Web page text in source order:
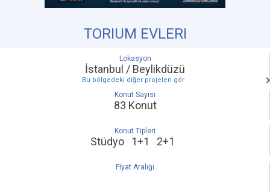
TORIUM EVLERI
Lokasyon
İstanbul / Beylikdüzü
Bu bölgedeki diğer projeleri gör
Konut Sayısı
83 Konut
Konut Tipleri
Stüdyo 1+1 2+1
Fiyat Aralığı